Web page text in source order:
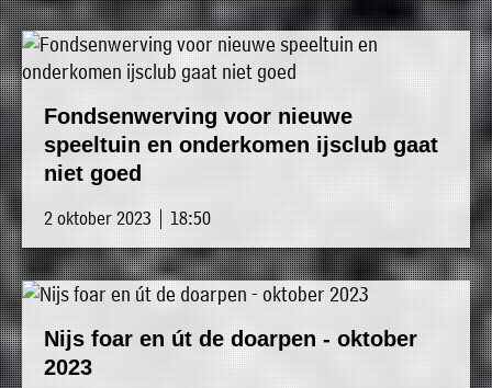
Fondsenwerving voor nieuwe
speeltuin en onderkomen ijsclub gaat
niet goed
2 oktober 2023 | 18:50
Nijs foar en út de doarpen - oktober
2023